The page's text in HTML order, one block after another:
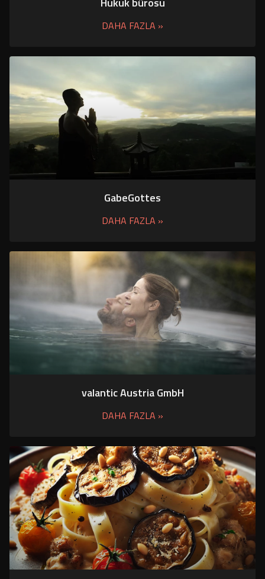
DAHA FAZLA »
GabeGottes
DAHA FAZLA »
valantic Austria GmbH
DAHA FAZLA »